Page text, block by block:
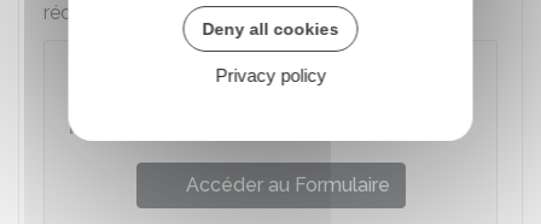
rédiger sur papier libre :
Requête aux fins de saisine du
proximité
Accéder au Formulaire
Deny all cookies
Privacy policy